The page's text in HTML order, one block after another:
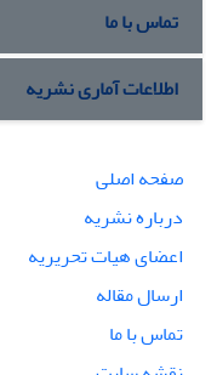
تماس با ما
اطلاعات آماری نشریه
صفحه اصلی
درباره نشریه
اعضای هیات تحریریه
ارسال مقاله
تماس با ما